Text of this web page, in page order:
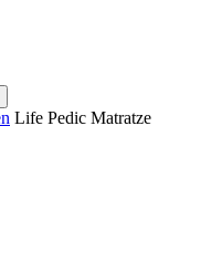
Life Pedic Matratze